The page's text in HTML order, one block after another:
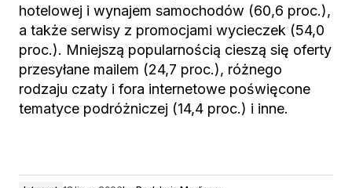
hotelowej i wynajem samochodów (60,6 proc.),
a także serwisy z promocjami wycieczek (54,0
proc.). Mniejszą popularnością cieszą się oferty
przesyłane mailem (24,7 proc.), różnego
rodzaju czaty i fora internetowe poświęcone
tematyce podróżniczej (14,4 proc.) i inne.